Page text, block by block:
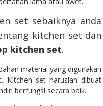
set sebaiknya anda
kitchen set dan
kitchen set.
material yang digunakan
KItchen set haruslah dibuat
berfungsi secara baik.